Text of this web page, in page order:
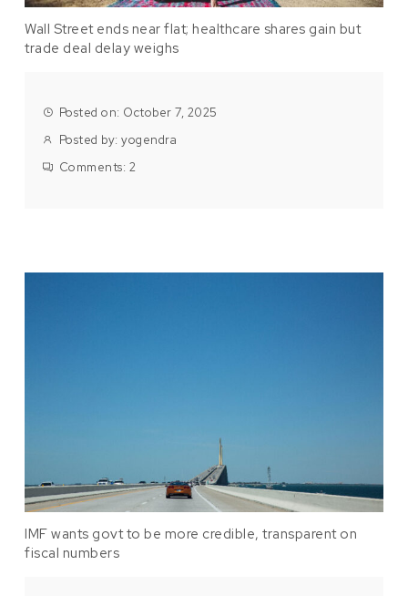
Wall Street ends near flat; healthcare shares gain but
trade deal delay weighs
Posted on: October 7, 2025
Posted by:yogendra
Comments: 2
IMF wants govt to be more credible, transparent on
fiscal numbers